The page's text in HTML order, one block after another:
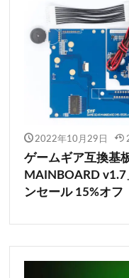
2022年10月29日
ゲームギア互換基
MAINBOARD
ンセール 15%オフ